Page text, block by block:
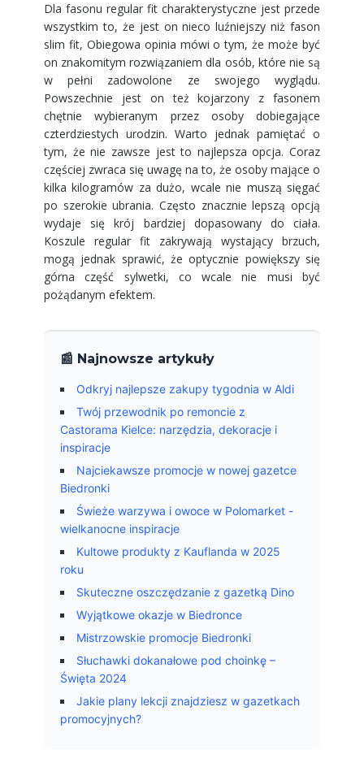
Dla fasonu regular fit charakterystyczne jest przede
wszystkim to, że jest on nieco luźniejszy niż fason
slim fit, Obiegowa opinia mówi o tym, że może być
on znakomitym rozwiązaniem dla osób, które nie są
w pełni zadowolone ze swojego wyglądu.
Powszechnie jest on też kojarzony z fasonem
chętnie wybieranym przez osoby dobiegające
czterdziestych urodzin. Warto jednak pamiętać o
tym, że nie zawsze jest to najlepsza opcja. Coraz
częściej zwraca się uwagę na to, że osoby mające o
kilka kilogramów za dużo, wcale nie muszą sięgać
po szerokie ubrania. Często znacznie lepszą opcją
wydaje się krój bardziej dopasowany do ciała.
Koszule regular fit zakrywają wystający brzuch,
mogą jednak sprawić, że optycznie powiększy się
górna część sylwetki, co wcale nie musi być
pożądanym efektem.
📰 Najnowsze artykuły
Odkryj najlepsze zakupy tygodnia w Aldi
Twój przewodnik po remoncie z
Castorama Kielce: narzędzia, dekoracje i
inspiracje
Najciekawsze promocje w nowej gazetce
Biedronki
Świeże warzywa i owoce w Polomarket -
wielkanocne inspiracje
Kultowe produkty z Kauflanda w 2025
roku
Skuteczne oszczędzanie z gazetką Dino
Wyjątkowe okazje w Biedronce
Mistrzowskie promocje Biedronki
Słuchawki dokanałowe pod choinkę –
Święta 2024
Jakie plany lekcji znajdziesz w gazetkach
promocyjnych?